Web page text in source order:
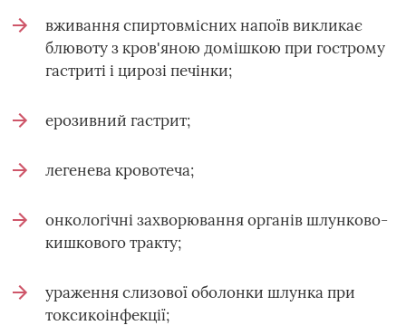
вживання спиртовмісних напоїв викликає
блювоту з кров'яною домішкою при гострому
гастриті і цирозі печінки;
ерозивний гастрит;
легенева кровотеча;
онкологічні захворювання органів шлунково-
кишкового тракту;
ураження слизової оболонки шлунка при
токсикоінфекції;